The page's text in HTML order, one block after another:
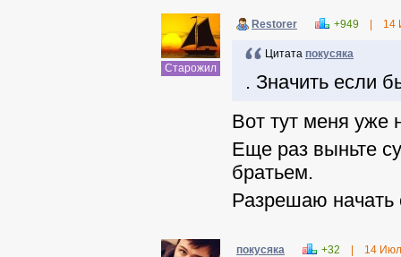
Старожил
Restorer +949 14
Цитата покусяка
. Значить если
Вот тут меня уже
Еще раз выньте
братьем.
Разрешаю начать
покусяка +32 14